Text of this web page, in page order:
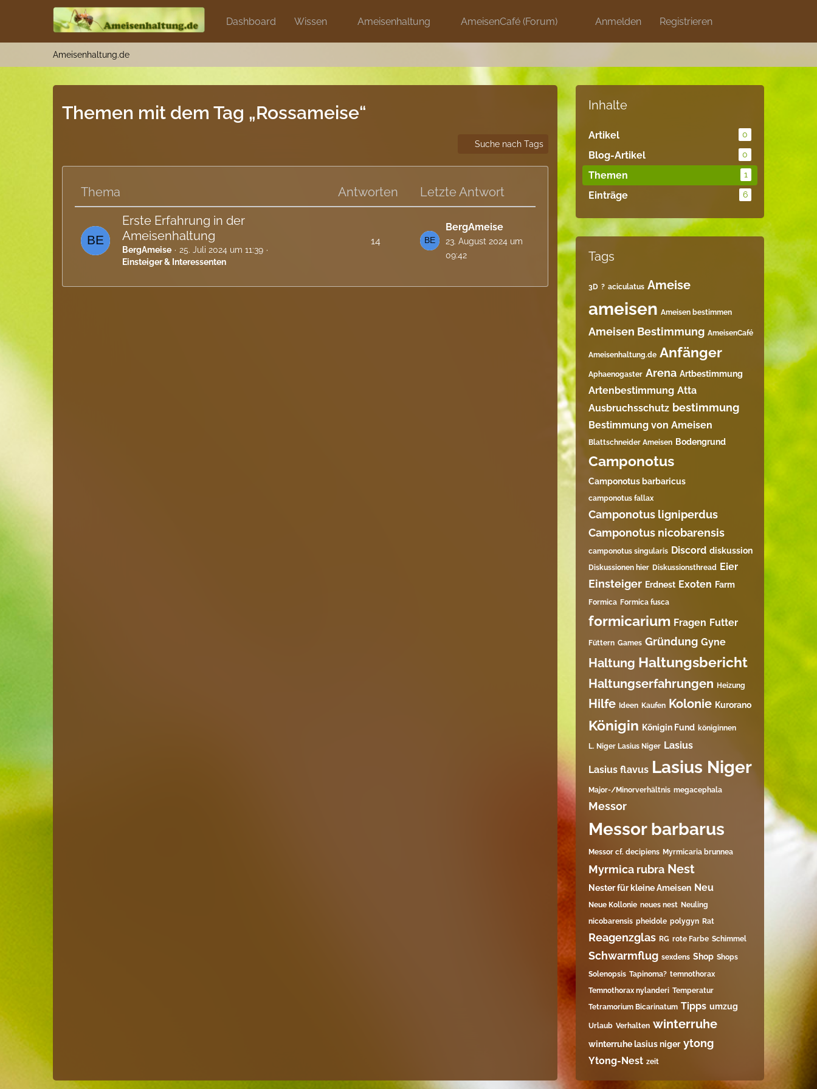
Anmelden Registrieren
Dashboard Wissen Ameisenhaltung AmeisenCafé (Forum) Discord Artikel Blog
Ameisenhaltung.de
Themen mit dem Tag „Rossameise“
Suche nach Tags
Thema Antworten
Letzte Antwort
Erste Erfahrung in der
Ameisenhaltung
BergAmeise
25. Juli 2024 um 11:39
Einsteiger & Interessenten
14
BergAmeise
23. August 2024 um
09:42
Inhalte
Artikel 0
Blog-Artikel 0
Themen 1
Einträge 6
Tags
3D ? aciculatus Ameise
ameisen Ameisen bestimmen
Ameisen Bestimmung AmeisenCafé
Ameisenhaltung.de Anfänger
Aphaenogaster Arena Artbestimmung
Artenbestimmung Atta
Ausbruchsschutz bestimmung
Bestimmung von Ameisen
Blattschneider Ameisen Bodengrund
Camponotus
Camponotus barbaricus
camponotus fallax
Camponotus ligniperdus
Camponotus nicobarensis
camponotus singularis Discord diskussion
Diskussionen hier Diskussionsthread Eier
Einsteiger Erdnest Exoten Farm
Formica Formica fusca
formicarium Fragen Futter
Füttern Games Gründung Gyne
Haltung Haltungsbericht
Haltungserfahrungen Heizung
Hilfe Ideen Kaufen Kolonie Kurorano
Königin Königin Fund königinnen
L. Niger Lasius Niger Lasius
Lasius flavus Lasius Niger
Major-/Minorverhältnis megacephala
Messor
Messor barbarus
Messor cf. decipiens Myrmicaria brunnea
Myrmica rubra Nest
Nester für kleine Ameisen Neu
Neue Kollonie neues nest Neuling
nicobarensis pheidole polygyn Rat
Reagenzglas RG rote Farbe Schimmel
Schwarmflug sexdens Shop Shops
Solenopsis Tapinoma? temnothorax
Temnothorax nylanderi Temperatur
Tetramorium Bicarinatum​ Tipps umzug
Urlaub Verhalten winterruhe
winterruhe lasius niger ytong
Ytong-Nest zeit